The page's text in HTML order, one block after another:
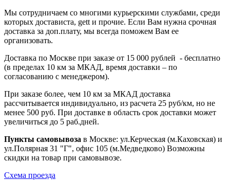
Мы сотрудничаем со многими курьерскими службами, среди
которых достависта, gett и прочие. Если Вам нужна срочная
доставка за доп.плату, мы всегда поможем Вам ее
организовать.
Доставка по Москве при заказе от 15 000 рублей - бесплатно
(в пределах 10 км за МКАД, время доставки – по
согласованию с менеджером).
При заказе более, чем 10 км за МКАД доставка
рассчитывается индивидуально, из расчета 25 руб/км, но не
менее 500 руб. При доставке в область срок доставки может
увеличиться до 5 раб.дней.
Пункты самовывоза в Москве: ул.Керческая (м.Каховская) и
ул.Полярная 31 "Г", офис 105 (м.Медведково) Возможны
скидки на товар при самовывозе.
Схема проезда